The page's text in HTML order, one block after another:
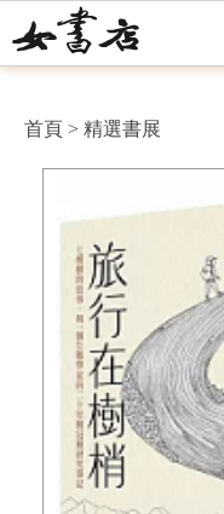
首頁 > 精選書展